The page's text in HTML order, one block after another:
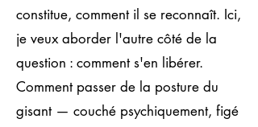
constitue, comment il se reconnaît. Ici,
je veux aborder l'autre côté de la
question : comment s'en libérer.
Comment passer de la posture du
gisant — couché psychiquement, figé